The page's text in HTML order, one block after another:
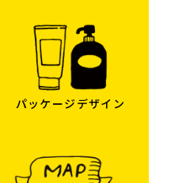
パッケージデザイン